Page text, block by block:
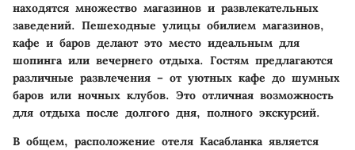
находятся множество магазинов и развлекательных
заведений. Пешеходные улицы обилием магазинов,
кафе и баров делают это место идеальным для
шопинга или вечернего отдыха. Гостям предлагаются
различные развлечения – от уютных кафе до шумных
баров или ночных клубов. Это отличная возможность
для отдыха после долгого дня, полного экскурсий.
В общем, расположение отеля Касабланка является